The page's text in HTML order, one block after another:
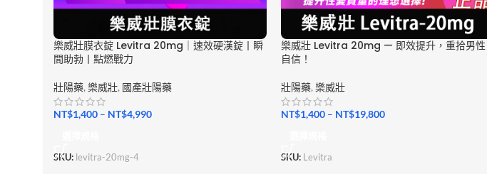
樂威壯膜衣錠 Levitra 20mg｜速效硬漢錠丨瞬
間助勃丨點燃戰力
壯陽藥, 樂威壯, 國產壯陽藥
NT$1,400 – NT$4,990
SKU: levitra-20mg-4
樂威壯 Levitra 20mg — 即效提升，重拾男性
自信！
壯陽藥, 樂威壯
NT$1,400– NT$19,800
SKU: Levitra